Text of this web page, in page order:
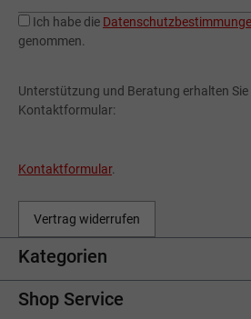
Ich habe die
genommen.
Unterstützung und Beratung erhalten Sie
Kontaktformular:
Kontaktformular.
Vertrag widerrufen
Kategorien
Shop Service